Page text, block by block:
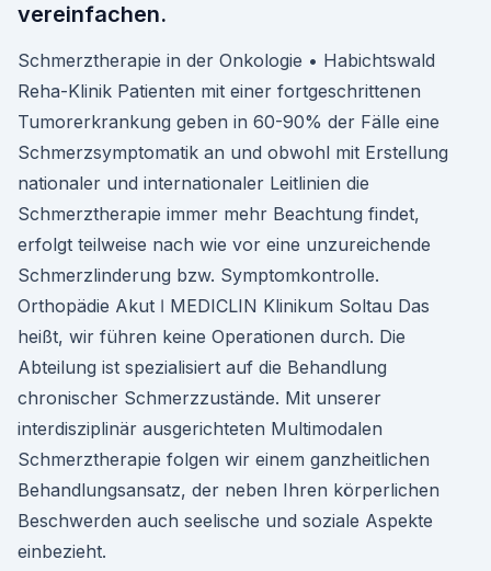
vereinfachen.
Schmerztherapie in der Onkologie • Habichtswald
Reha-Klinik Patienten mit einer fortgeschrittenen
Tumorerkrankung geben in 60-90% der Fälle eine
Schmerzsymptomatik an und obwohl mit Erstellung
nationaler und internationaler Leitlinien die
Schmerztherapie immer mehr Beachtung findet,
erfolgt teilweise nach wie vor eine unzureichende
Schmerzlinderung bzw. Symptomkontrolle.
Orthopädie Akut ǀ MEDICLIN Klinikum Soltau Das
heißt, wir führen keine Operationen durch. Die
Abteilung ist spezialisiert auf die Behandlung
chronischer Schmerzzustände. Mit unserer
interdisziplinär ausgerichteten Multimodalen
Schmerztherapie folgen wir einem ganzheitlichen
Behandlungsansatz, der neben Ihren körperlichen
Beschwerden auch seelische und soziale Aspekte
einbezieht.